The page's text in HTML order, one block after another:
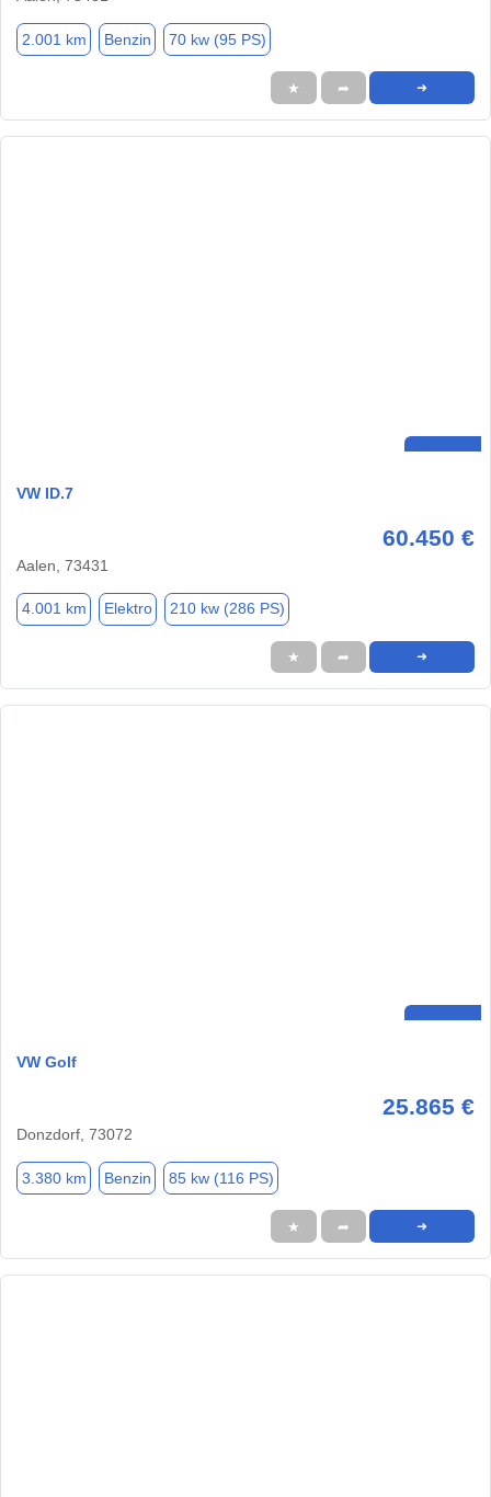
2.001 km Benzin 70 kw (95 PS)
★ ➦ ➜
VW ID.7
60.450 €
Aalen, 73431
4.001 km Elektro 210 kw (286 PS)
★ ➦ ➜
VW Golf
25.865 €
Donzdorf, 73072
3.380 km Benzin 85 kw (116 PS)
★ ➦ ➜